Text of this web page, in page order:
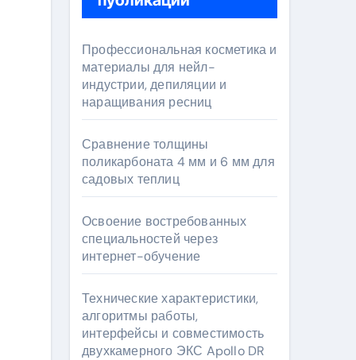
Профессиональная косметика и
материалы для нейл-
индустрии, депиляции и
наращивания ресниц
Сравнение толщины
поликарбоната 4 мм и 6 мм для
садовых теплиц
Освоение востребованных
специальностей через
интернет-обучение
Технические характеристики,
алгоритмы работы,
интерфейсы и совместимость
двухкамерного ЭКС Apollo DR